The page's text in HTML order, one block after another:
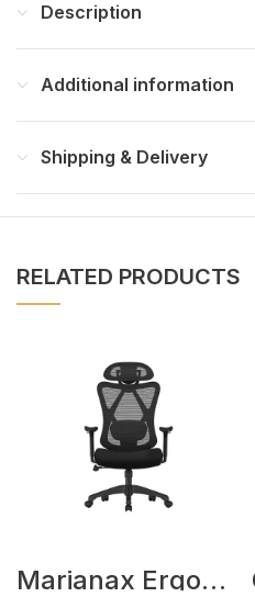
Description
Additional information
Shipping & Delivery
RELATED PRODUCTS
Marianax Ergonomische Bureaustoel Zwart